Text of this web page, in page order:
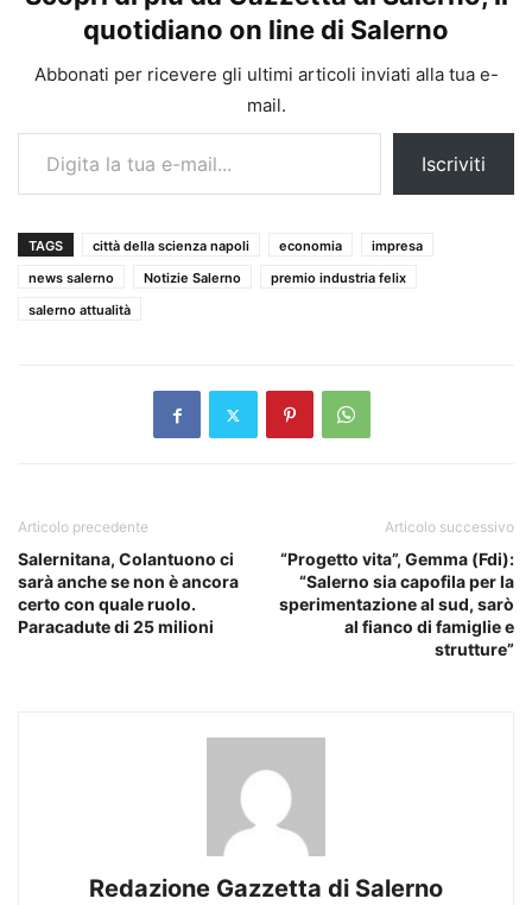
quotidiano on line di Salerno
Abbonati per ricevere gli ultimi articoli inviati alla tua e-
mail.
Digita la tua e-mail...
Iscriviti
TAGS città della scienza napoli economia
impresa
news salerno
Notizie Salerno
premio industria felix
salerno attualità
Articolo precedente
Salernitana, Colantuono ci
sarà anche se non è ancora
certo con quale ruolo.
Paracadute di 25 milioni
Articolo successivo
“Progetto vita”, Gemma (Fdi):
“Salerno sia capofila per la
sperimentazione al sud, sarò
al fianco di famiglie e
strutture”
Redazione Gazzetta di Salerno